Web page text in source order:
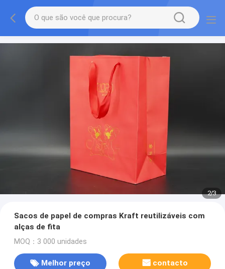
2/3
Sacos de papel de compras Kraft reutilizáveis com
alças de fita
MOQ：3 000 unidades
Melhor preço contacto